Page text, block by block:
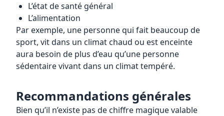
L’état de santé général
L’alimentation
Par exemple, une personne qui fait beaucoup de
sport, vit dans un climat chaud ou est enceinte
aura besoin de plus d’eau qu’une personne
sédentaire vivant dans un climat tempéré.
Recommandations générales
Bien qu’il n’existe pas de chiffre magique valable